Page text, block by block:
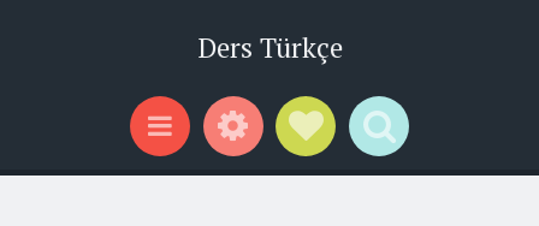
Ders Türkçe
Menu WidgetsSocial Links
Search